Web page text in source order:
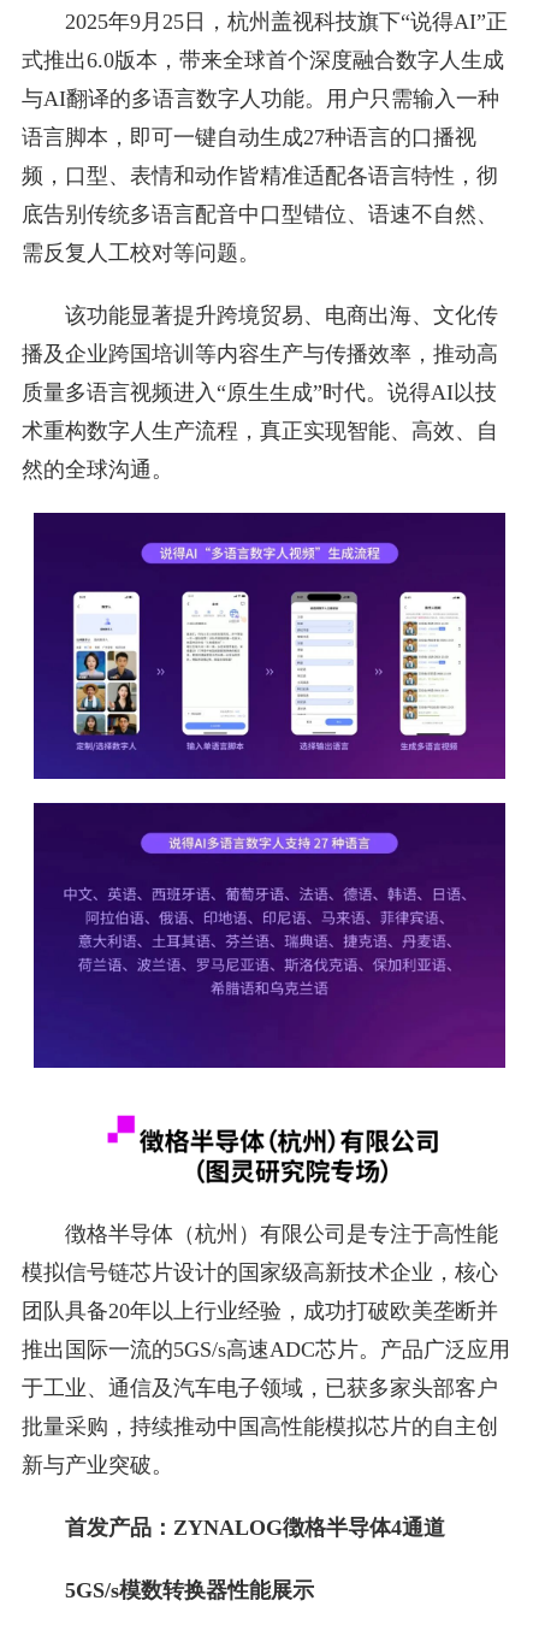
2025年9月25日，杭州盖视科技旗下“说得AI”正
式推出6.0版本，带来全球首个深度融合数字人生成
与AI翻译的多语言数字人功能。用户只需输入一种
语言脚本，即可一键自动生成27种语言的口播视
频，口型、表情和动作皆精准适配各语言特性，彻
底告别传统多语言配音中口型错位、语速不自然、
需反复人工校对等问题。
该功能显著提升跨境贸易、电商出海、文化传
播及企业跨国培训等内容生产与传播效率，推动高
质量多语言视频进入“原生生成”时代。说得AI以技
术重构数字人生产流程，真正实现智能、高效、自
然的全球沟通。
徴格半导体（杭州）有限公司是专注于高性能
模拟信号链芯片设计的国家级高新技术企业，核心
团队具备20年以上行业经验，成功打破欧美垄断并
推出国际一流的5GS/s高速ADC芯片。产品广泛应用
于工业、通信及汽车电子领域，已获多家头部客户
批量采购，持续推动中国高性能模拟芯片的自主创
新与产业突破。
首发产品：ZYNALOG徴格半导体4通道
5GS/s模数转换器性能展示